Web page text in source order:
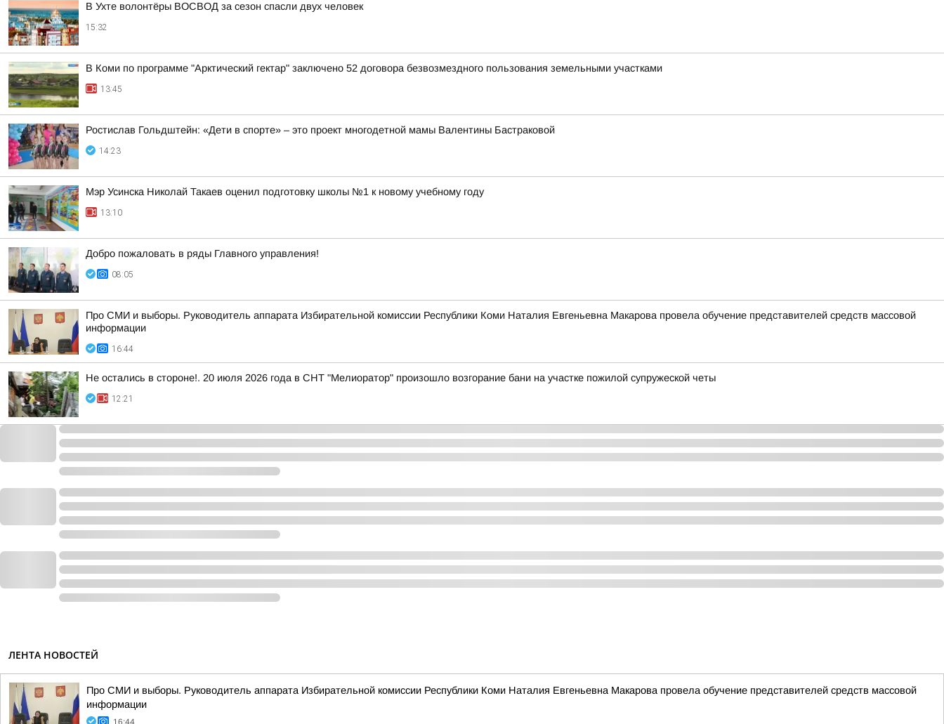
В Ухте волонтёры ВОСВОД за сезон спасли двух человек
15:32
В Коми по программе "Арктический гектар" заключено 52 договора безвозмездного пользования земельными участками
13:45
Ростислав Гольдштейн: «Дети в спорте» – это проект многодетной мамы Валентины Бастраковой
14:23
Мэр Усинска Николай Такаев оценил подготовку школы №1 к новому учебному году
13:10
Добро пожаловать в ряды Главного управления!
08:05
Про СМИ и выборы. Руководитель аппарата Избирательной комиссии Республики Коми Наталия Евгеньевна Макарова провела обучение представителей средств массовой
информации
16:44
Не остались в стороне!. 20 июля 2026 года в СНТ "Мелиоратор" произошло возгорание бани на участке пожилой супружеской четы
12:21
ЛЕНТА НОВОСТЕЙ
Про СМИ и выборы. Руководитель аппарата Избирательной комиссии Республики Коми Наталия Евгеньевна Макарова провела обучение представителей средств массовой
информации
16:44